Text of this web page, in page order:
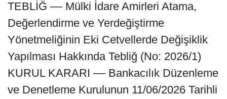
TEBLİĞ –– Mülki İdare Amirleri Atama,
Değerlendirme ve Yerdeğiştirme
Yönetmeliğinin Eki Cetvellerde Değişiklik
Yapılması Hakkında Tebliğ (No: 2026/1)
KURUL KARARI –– Bankacılık Düzenleme
ve Denetleme Kurulunun 11/06/2026 Tarihli